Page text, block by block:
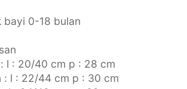
bayi 0-18 bulan
l : 20/40 cm p : 28 cm
: l : 22/44 cm p : 30 cm